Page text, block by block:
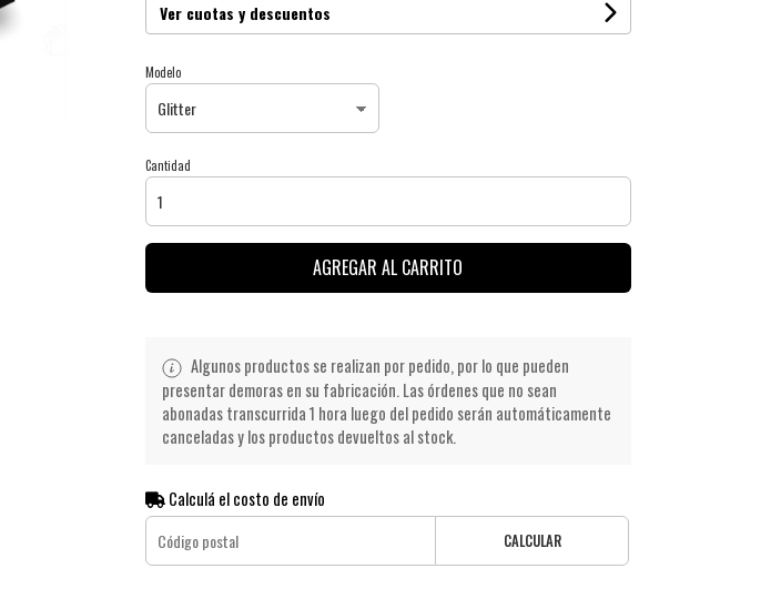
Ver cuotas y descuentos
Modelo
Cantidad
AGREGAR AL CARRITO
Algunos productos se realizan por pedido, por lo que pueden
presentar demoras en su fabricación. Las órdenes que no sean
abonadas transcurrida 1 hora luego del pedido serán automáticamente
canceladas y los productos devueltos al stock.
Calculá el costo de envío
CALCULAR